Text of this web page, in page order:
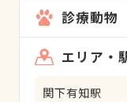
診療動物
エリア・
関下有知駅